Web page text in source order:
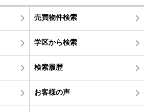
売買物件検索
学区から検索
検索履歴
お客様の声